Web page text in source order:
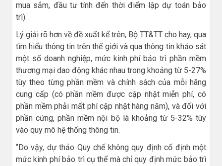
mua sắm, đầu tư tính đến thời điểm lập dự toán bảo
trì).
Lý giải rõ hơn về đề xuất kể trên, Bộ TT&TT cho hay, qua
tìm hiểu thông tin trên thế giới và qua thông tin khảo sát
một số doanh nghiệp, mức kinh phí bảo trì phần mềm
thương mại dao động khác nhau trong khoảng từ 5-27%
tùy theo từng phần mềm và chính sách của mỗi hãng
cung cấp (có phần mềm được cập nhật miễn phí, có
phần mềm phải mất phí cập nhật hàng năm), và đối với
phần cứng, phần mềm nội bộ là khoảng từ 5-32% tùy
vào quy mô hệ thống thông tin.
“Do vậy, dự thảo Quy chế không quy định cố định một
mức kinh phí bảo trì cụ thể mà chỉ quy định mức bảo trì